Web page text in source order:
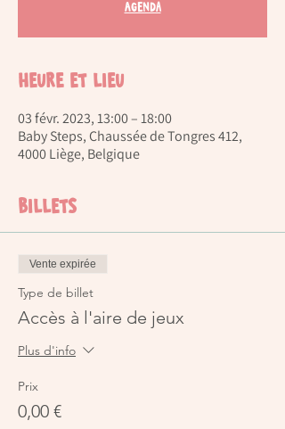
Agenda
Heure et lieu
03 févr. 2023, 13:00 – 18:00
Baby Steps, Chaussée de Tongres 412,
4000 Liège, Belgique
Billets
Vente expirée
Type de billet
Accès à l'aire de jeux
Plus d'info
Prix
0,00 €